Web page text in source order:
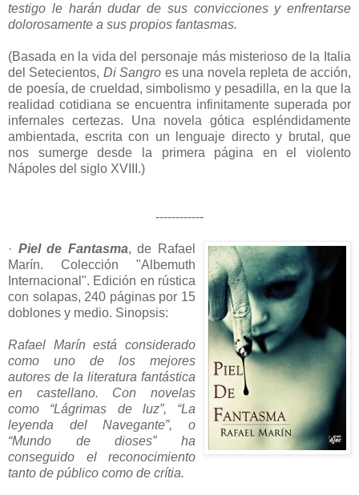
testigo le harán dudar de sus convicciones y enfrentarse
dolorosamente a sus propios fantasmas.
(Basada en la vida del personaje más misterioso de la Italia
del Setecientos, Di Sangro es una novela repleta de acción,
de poesía, de crueldad, simbolismo y pesadilla, en la que la
realidad cotidiana se encuentra infinitamente superada por
infernales certezas. Una novela gótica espléndidamente
ambientada, escrita con un lenguaje directo y brutal, que
nos sumerge desde la primera página en el violento
Nápoles del siglo XVIII.)
------------
· Piel de Fantasma, de Rafael
Marín. Colección "Albemuth
Internacional". Edición en rústica
con solapas, 240 páginas por 15
doblones y medio. Sinopsis:
Rafael Marín está considerado
como uno de los mejores
autores de la literatura fantástica
en castellano. Con novelas
como “Lágrimas de luz”, “La
leyenda del Navegante”, o
“Mundo de dioses” ha
conseguido el reconocimiento
tanto de público como de crítia.